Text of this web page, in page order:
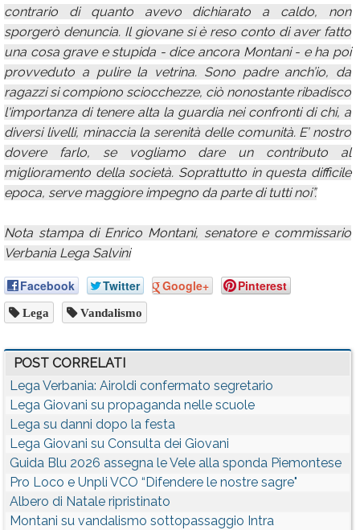
contrario di quanto avevo dichiarato a caldo, non
sporgerò denuncia. Il giovane si è reso conto di aver fatto
una cosa grave e stupida - dice ancora Montani - e ha poi
provveduto a pulire la vetrina. Sono padre anch’io, da
ragazzi si compiono sciocchezze, ciò nonostante ribadisco
l'importanza di tenere alta la guardia nei confronti di chi, a
diversi livelli, minaccia la serenità delle comunità. E’ nostro
dovere farlo, se vogliamo dare un contributo al
miglioramento della società. Soprattutto in questa difficile
epoca, serve maggiore impegno da parte di tutti noi”.
Nota stampa di Enrico Montani, senatore e commissario
Verbania Lega Salvini
Facebook Twitter Google+ Pinterest
Lega Vandalismo
POST CORRELATI
Lega Verbania: Airoldi confermato segretario
Lega Giovani su propaganda nelle scuole
Lega su danni dopo la festa
Lega Giovani su Consulta dei Giovani
Guida Blu 2026 assegna le Vele alla sponda Piemontese
Pro Loco e Unpli VCO “Difendere le nostre sagre"
Albero di Natale ripristinato
Montani su vandalismo sottopassaggio Intra